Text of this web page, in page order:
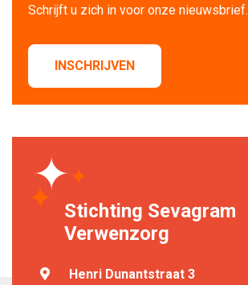
Schrijft u zich in voor onze nieuwsbrief.
INSCHRIJVEN
Stichting Sevagram
Verwenzorg
Henri Dunantstraat 3